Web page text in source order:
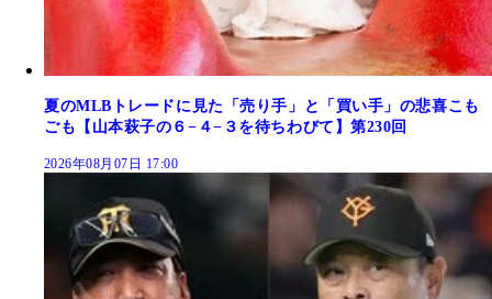
夏のMLBトレードに見た「売り手」と「買い手」の悲喜こも
ごも【山本萩子の６−４−３を待ちわびて】第230回
2026年08月07日 17:00